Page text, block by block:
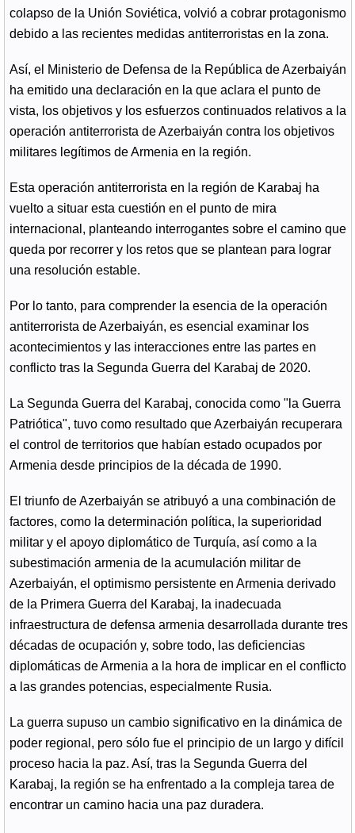
colapso de la Unión Soviética, volvió a cobrar protagonismo
debido a las recientes medidas antiterroristas en la zona.
Así, el Ministerio de Defensa de la República de Azerbaiyán
ha emitido una declaración en la que aclara el punto de
vista, los objetivos y los esfuerzos continuados relativos a la
operación antiterrorista de Azerbaiyán contra los objetivos
militares legítimos de Armenia en la región.
Esta operación antiterrorista en la región de Karabaj ha
vuelto a situar esta cuestión en el punto de mira
internacional, planteando interrogantes sobre el camino que
queda por recorrer y los retos que se plantean para lograr
una resolución estable.
Por lo tanto, para comprender la esencia de la operación
antiterrorista de Azerbaiyán, es esencial examinar los
acontecimientos y las interacciones entre las partes en
conflicto tras la Segunda Guerra del Karabaj de 2020.
La Segunda Guerra del Karabaj, conocida como "la Guerra
Patriótica", tuvo como resultado que Azerbaiyán recuperara
el control de territorios que habían estado ocupados por
Armenia desde principios de la década de 1990.
El triunfo de Azerbaiyán se atribuyó a una combinación de
factores, como la determinación política, la superioridad
militar y el apoyo diplomático de Turquía, así como a la
subestimación armenia de la acumulación militar de
Azerbaiyán, el optimismo persistente en Armenia derivado
de la Primera Guerra del Karabaj, la inadecuada
infraestructura de defensa armenia desarrollada durante tres
décadas de ocupación y, sobre todo, las deficiencias
diplomáticas de Armenia a la hora de implicar en el conflicto
a las grandes potencias, especialmente Rusia.
La guerra supuso un cambio significativo en la dinámica de
poder regional, pero sólo fue el principio de un largo y difícil
proceso hacia la paz. Así, tras la Segunda Guerra del
Karabaj, la región se ha enfrentado a la compleja tarea de
encontrar un camino hacia una paz duradera.